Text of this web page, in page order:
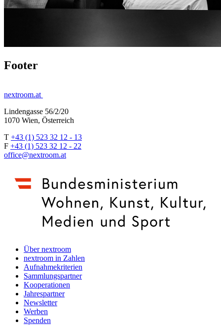
Footer
nextroom.at
Lindengasse 56/2/20
1070 Wien, Österreich
T +43 (1) 523 32 12 - 13
F +43 (1) 523 32 12 - 22
office@nextroom.at
Über nextroom
nextroom in Zahlen
Aufnahmekriterien
Sammlungspartner
Kooperationen
Jahrespartner
Newsletter
Werben
Spenden